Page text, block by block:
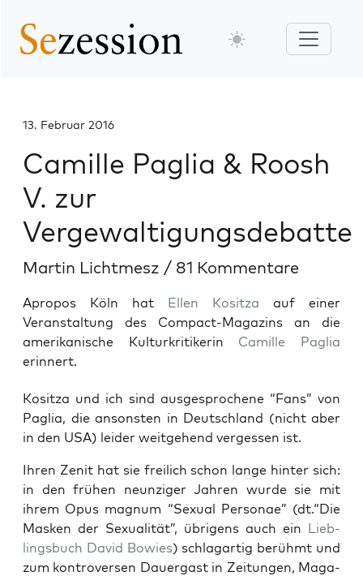
13. Februar 2016
Camille Paglia & Roosh
V. zur
Vergewaltigungsdebatte
Martin Lichtmesz / 81 Kommentare
Apropos Köln hat Ellen Kositza auf einer
Veranstaltung des Compact-Magazins an die
amerikanische Kulturkritikerin Camille Paglia
erinnert.
Kositza und ich sind aus­ge­spro­che­ne “Fans” von
Paglia, die ansons­ten in Deutsch­land (nicht aber
in den USA) lei­der weit­ge­hend ver­ges­sen ist.
Ihren Zenit hat sie frei­lich schon lan­ge hin­ter sich:
in den frü­hen neun­zi­ger Jah­ren wur­de sie mit
ihrem Opus magnum “Sexu­al Per­so­nae” (dt.“Die
Mas­ken der Sexua­li­tät”, übri­gens auch ein Lieb­
lings­buch David Bowies) schlag­ar­tig berühmt und
zum kon­tro­ver­sen Dau­er­gast in Zei­tun­gen, Maga­